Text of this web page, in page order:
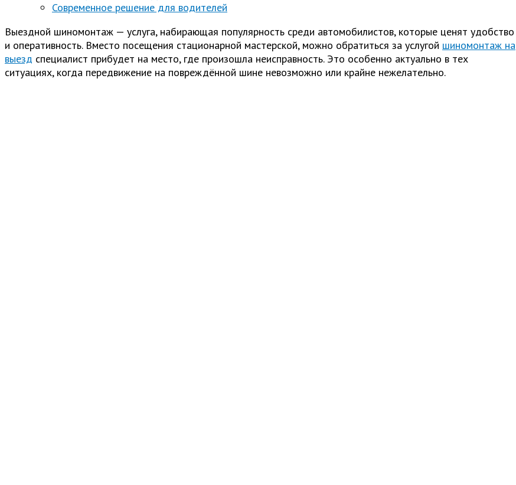
Современное решение для водителей
Выездной шиномонтаж — услуга, набирающая популярность среди автомобилистов, которые ценят удобство
и оперативность. Вместо посещения стационарной мастерской, можно обратиться за услугой шиномонтаж на
выезд специалист прибудет на место, где произошла неисправность. Это особенно актуально в тех
ситуациях, когда передвижение на повреждённой шине невозможно или крайне нежелательно.